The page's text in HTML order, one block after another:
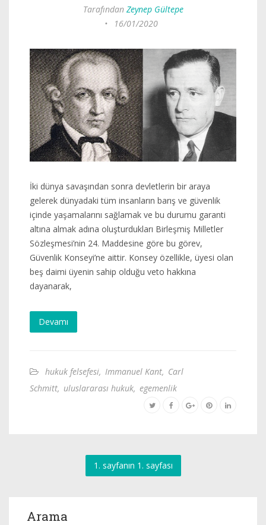
Tarafından Zeynep Gültepe
•
16/01/2020
İki dünya savaşından sonra devletlerin bir araya
gelerek dünyadaki tüm insanların barış ve güvenlik
içinde yaşamalarını sağlamak ve bu durumu garanti
altına almak adına oluşturdukları Birleşmiş Milletler
Sözleşmesi’nin 24. Maddesine göre bu görev,
Güvenlik Konseyi’ne aittir. Konsey özellikle, üyesi olan
beş daimi üyenin sahip olduğu veto hakkına
dayanarak,
Devamı
hukuk felsefesi, Immanuel Kant, Carl
Schmitt, uluslararası hukuk, egemenlik
1. sayfanın 1. sayfası
Arama